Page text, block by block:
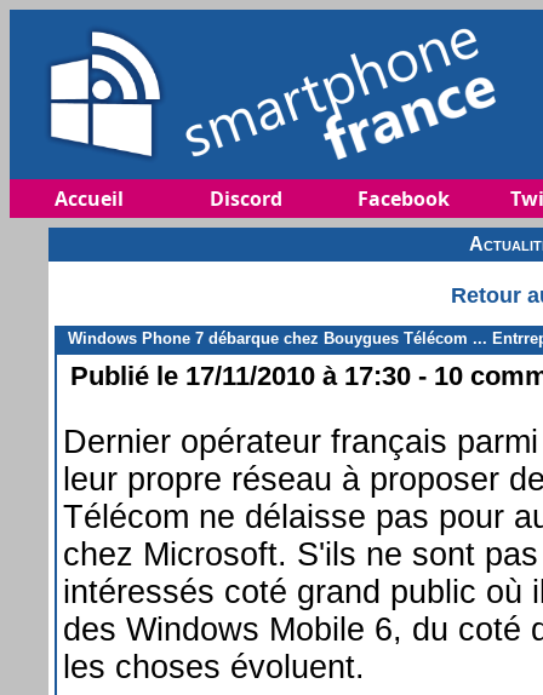
Accueil Discord Facebook
Retour
Windows Phone 7 débarque chez Bouygues Télécom ...
Publié le 17/11/2010 à 17:30 - 10
Dernier opérateur français
leur propre réseau à proposer
Télécom ne délaisse pas pour
chez Microsoft. S'ils ne sont
intéressés coté grand public où
des Windows Mobile 6, du coté
les choses évoluent.